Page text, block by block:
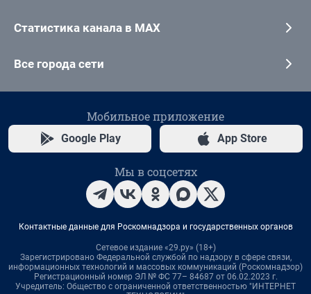
Статистика канала в MAX
Все города сети
Мобильное приложение
Google Play App Store
Мы в соцсетях
Контактные данные для Роскомнадзора и государственных органов
Сетевое издание «29.ру» (18+)
Зарегистрировано Федеральной службой по надзору в сфере связи,
информационных технологий и массовых коммуникаций (Роскомнадзор)
Регистрационный номер ЭЛ № ФС 77– 84687 от 06.02.2023 г.
Учредитель: Общество с ограниченной ответственностью "ИНТЕРНЕТ